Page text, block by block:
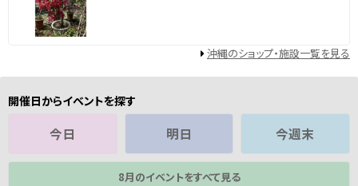
沖縄のショップ・施設一覧を見る
開催日からイベントを探す
今日 明日 今週末
8月のイベントをすべて見る